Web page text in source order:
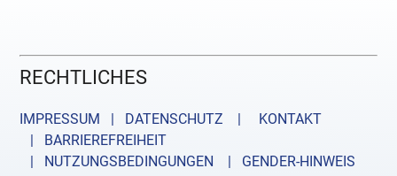
RECHTLICHES
IMPRESSUM | DATENSCHUTZ |
KONTAKT
| BARRIEREFREIHEIT
| NUTZUNGSBEDINGUNGEN
| GENDER-HINWEIS